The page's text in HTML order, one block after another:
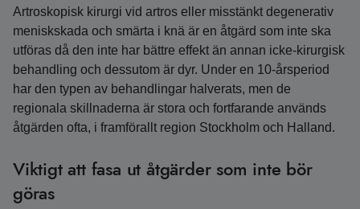
Artroskopisk kirurgi vid artros eller misstänkt degenerativ
meniskskada och smärta i knä är en åtgärd som inte ska
utföras då den inte har bättre effekt än annan icke-kirurgisk
behandling och dessutom är dyr. Under en 10-årsperiod
har den typen av behandlingar halverats, men de
regionala skillnaderna är stora och fortfarande används
åtgärden ofta, i framförallt region Stockholm och Halland.
Viktigt att fasa ut åtgärder som inte bör
göras